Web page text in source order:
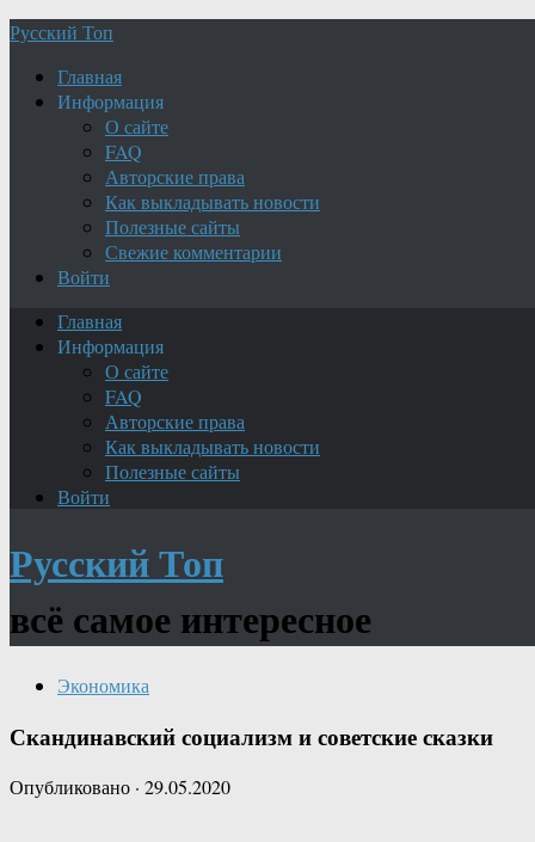
Русский Топ
Главная
Информация
О сайте
FAQ
Авторские права
Как выкладывать новости
Полезные сайты
Свежие комментарии
Войти
Главная
Информация
О сайте
FAQ
Авторские права
Как выкладывать новости
Полезные сайты
Войти
Русский Топ
всё самое интересное
Экономика
Скандинавский социализм и советские сказки
Опубликовано · 29.05.2020